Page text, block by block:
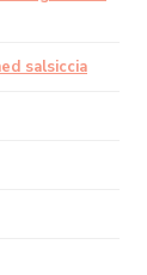
salsiccia